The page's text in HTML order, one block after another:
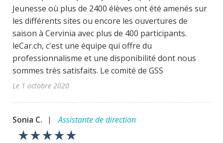
Jeunesse où plus de 2400 élèves ont été amenés sur
les différents sites ou encore les ouvertures de
saison à Cervinia avec plus de 400 participants.
leCar.ch, c'est une équipe qui offre du
professionnalisme et une disponibilité dont nous
sommes très satisfaits. Le comité de GSS
Le 1 octobre 2020
Sonia C. | Assistante de direction
star_ratestar_ratestar_ratestar_ratestar_rate